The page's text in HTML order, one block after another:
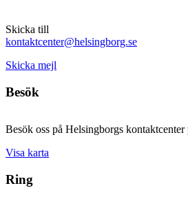
Skicka till
kontaktcenter@helsingborg.se
Skicka mejl
Besök
Besök oss på Helsingborgs kontaktcenter
Visa karta
Ring